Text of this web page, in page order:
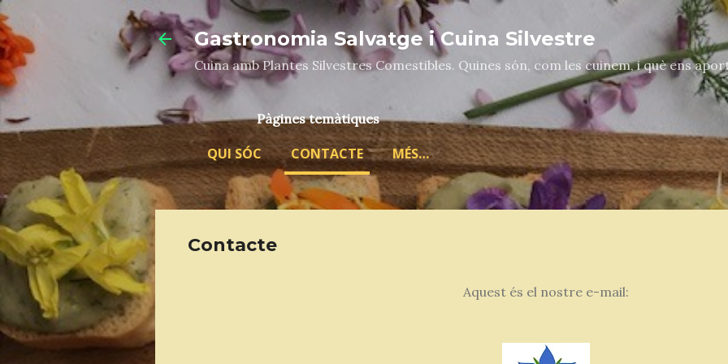
Gastronomia Salvatge i Cuina Silvestre
Cuina amb Plantes Silvestres Comestibles. Quines són, com les cuinem, i què ens
Pàgines temàtiques
QUI SÓC CONTACTE MÉS…
Contacte
Aquest és el nostre e-mail: